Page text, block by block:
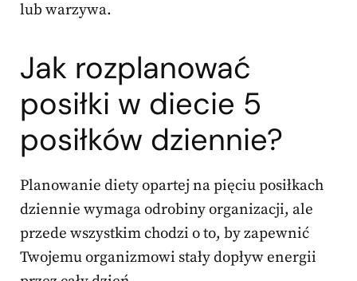
lub warzywa.
Jak rozplanować
posiłki w diecie 5
posiłków dziennie?
Planowanie diety opartej na pięciu posiłkach
dziennie wymaga odrobiny organizacji, ale
przede wszystkim chodzi o to, by zapewnić
Twojemu organizmowi stały dopływ energii